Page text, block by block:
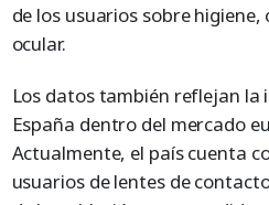
de los usuarios sobre
ocular.
Los datos también reflejan
España dentro del mercado
Actualmente, el país cuenta
usuarios de lentes de